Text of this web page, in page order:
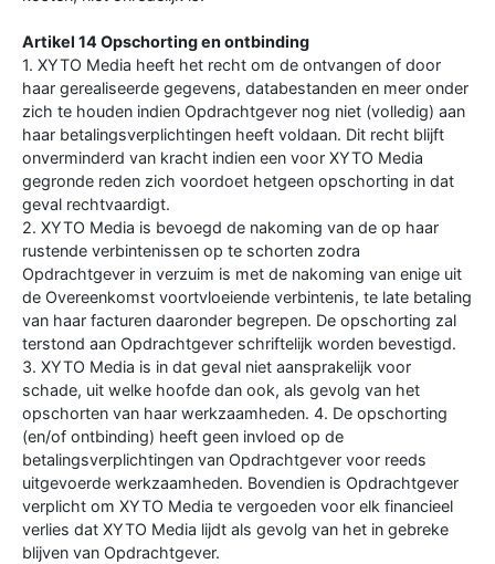
Artikel 14 Opschorting en ontbinding
1. XYTO Media heeft het recht om de ontvangen of door
haar gerealiseerde gegevens, databestanden en meer onder
zich te houden indien Opdrachtgever nog niet (volledig) aan
haar betalingsverplichtingen heeft voldaan. Dit recht blijft
onverminderd van kracht indien een voor XYTO Media
gegronde reden zich voordoet hetgeen opschorting in dat
geval rechtvaardigt.
2. XYTO Media is bevoegd de nakoming van de op haar
rustende verbintenissen op te schorten zodra
Opdrachtgever in verzuim is met de nakoming van enige uit
de Overeenkomst voortvloeiende verbintenis, te late betaling
van haar facturen daaronder begrepen. De opschorting zal
terstond aan Opdrachtgever schriftelijk worden bevestigd.
3. XYTO Media is in dat geval niet aansprakelijk voor
schade, uit welke hoofde dan ook, als gevolg van het
opschorten van haar werkzaamheden. 4. De opschorting
(en/of ontbinding) heeft geen invloed op de
betalingsverplichtingen van Opdrachtgever voor reeds
uitgevoerde werkzaamheden. Bovendien is Opdrachtgever
verplicht om XYTO Media te vergoeden voor elk financieel
verlies dat XYTO Media lijdt als gevolg van het in gebreke
blijven van Opdrachtgever.